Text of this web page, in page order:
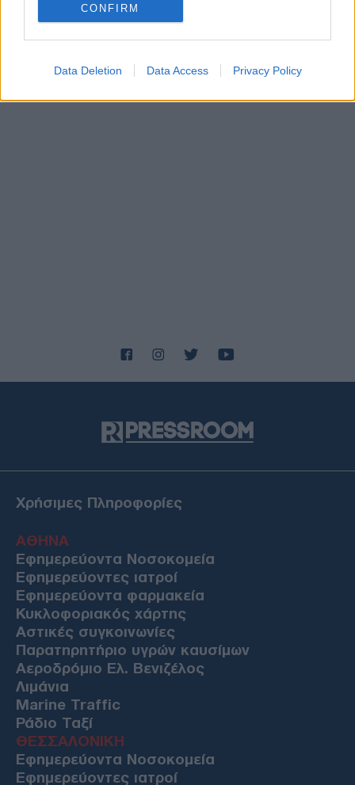
CONFIRM
Data Deletion Data Access Privacy Policy
Χρήσιμες Πληροφορίες
ΑΘΗΝΑ
Εφημερεύοντα Νοσοκομεία
Εφημερεύοντες ιατροί
Εφημερεύοντα φαρμακεία
Κυκλοφοριακός χάρτης
Αστικές συγκοινωνίες
Παρατηρητήριο υγρών καυσίμων
Αεροδρόμιο Ελ. Βενιζέλος
Λιμάνια
Marine Traffic
Ράδιο Ταξί
ΘΕΣΣΑΛΟΝΙΚΗ
Εφημερεύοντα Νοσοκομεία
Εφημερεύοντες ιατροί